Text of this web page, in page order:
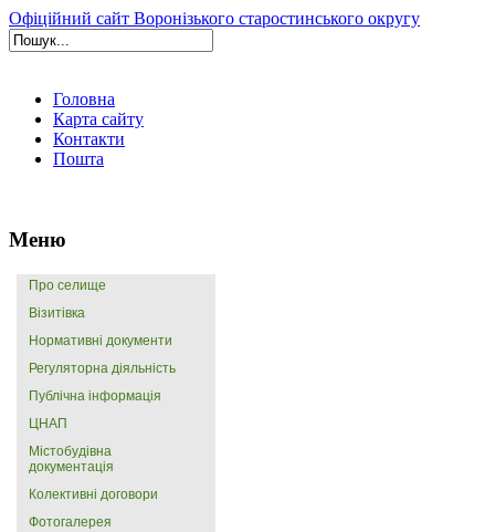
Офіційний сайт Воронізького старостинського округу
Головна
Карта сайту
Контакти
Пошта
Меню
Про селище
Візитівка
Нормативні документи
Регуляторна діяльність
Публічна інформація
ЦНАП
Містобудівна
документація
Колективні договори
Фотогалерея